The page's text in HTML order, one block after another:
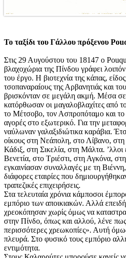
Το ταξίδι του Γάλλου πρόξενου
Στις 29 Αυγούστου του 18147 ο
βλαχοχώρια της Πίνδου γράφει
του έργο. Η βιοτεχνία της κάπας,
τσοπαναραίους της Αρβανητιάς και
βρισκόνταν σε μεγάλη ακμή. Μέσα
κατόρθωσαν οι μαγαλοβλαχίτες από
το Μέτσοβο, τον Ασπροπόταμο και
αγορές στο εξωτερικό. Για την
ναύλωναν γαλαξιδιώτικα καράβια.
οίκους στη Νεάπολη, στο Λίβανο,
Κάδιξ, στη Σικελία, στη Μάλτα.
Βενετία, στο Τριέστι, στη Αγκόνα,
εγκαινίασαν συναλλαγές με τη
διάφορες εταιρίες που
τραπεζικές επιχειρήσεις.
Στα τελευταία χρόνια κάμποσοι
εμπόριο των αποικιακών. Αλλά
χρεοκόπησαν χωρίς όμως να
στην Πίνδο, όπως και αλλού, λένε
περισσότερες χρεωκοπίες». Αυτή
πλευρά. Στο φυσικό τους εμπόριο
εντιμότητα.